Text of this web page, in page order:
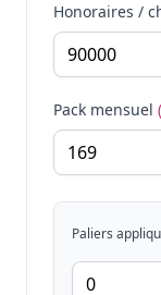
Honoraires /
Pack mensuel
Paliers